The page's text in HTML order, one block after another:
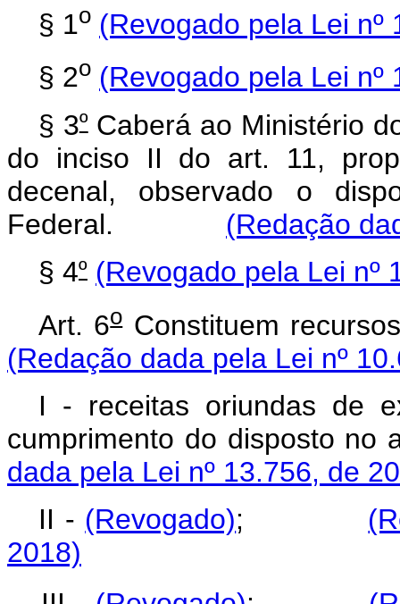
§ 1o (Revogado pela Lei
§ 2o (Revogado pela Lei
§ 3ºCaberá ao Ministério
do inciso II do art. 11,
decenal, observado o
Federal. (Redação
§ 4º (Revogado pela Lei nº
Art. 6oConstituem
(Redação dada pela Lei nº
I - receitas oriundas de
cumprimento do disposto no
dada pela Lei nº 13.756, de
II - (Revogado);
2018)